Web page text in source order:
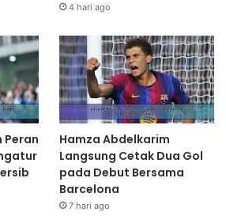
4 hari ago
Peran
Hamza Abdelkarim
Langsung Cetak Dua Gol
pada Debut Bersama
Barcelona
7 hari ago